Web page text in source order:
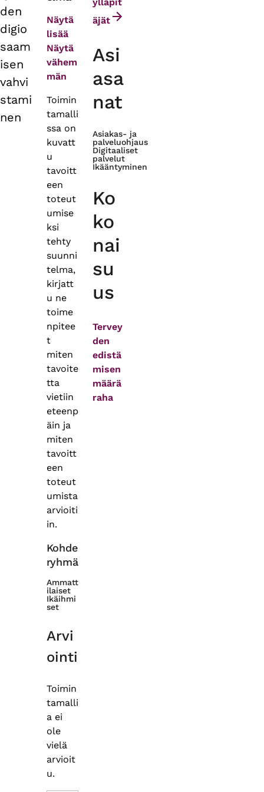
den
digio
saam
isen
vahvi
stami
nen
Näytä
lisää
Näytä
vähem
män
Toimin
tamalli
ssa on
kuvatt
u
tavoitt
een
toteut
umise
ksi
tehty
suunni
telma,
kirjatt
u ne
toime
npitee
t
miten
tavoite
tta
vietiin
eteenp
äin ja
miten
tavoitt
een
toteut
umista
arvioiti
in.
Kohde
ryhmä
Ammatt
ilaiset
Ikäihmi
set
Arvi
ointi
Toimin
tamalli
a ei
ole
vielä
arvioit
u.
äjät
Asi
asa
nat
Asiakas- ja
palveluohjaus
Digitaaliset
palvelut
Ikääntyminen
Ko
ko
nai
su
us
Tervey
den
edistä
misen
määrä
raha